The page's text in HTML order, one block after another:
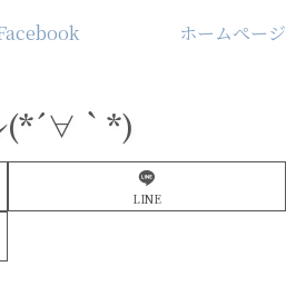
ホームぺージ
(*´∀｀*)
LINE